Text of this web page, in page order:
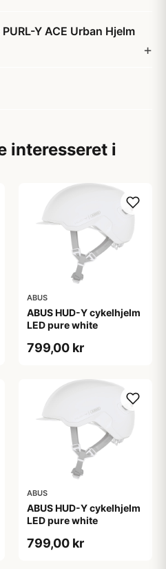
Y ACE Urban Hjelm
interesseret i
ABUS
ABUS HUD-Y cykelhjelm
LED pure white
799,00 kr
ABUS
ABUS HUD-Y cykelhjelm
LED pure white
799,00 kr